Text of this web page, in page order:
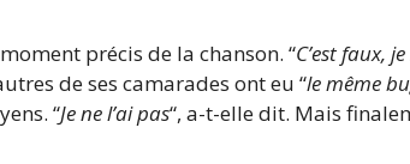
précis de la chanson. “C’est faux,
de ses camarades ont eu “le même
“Je ne l’ai pas“, a-t-elle dit. Mais